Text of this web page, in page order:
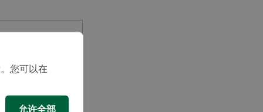
您可以在
允许全部